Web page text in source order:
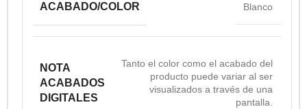
ACABADO/COLOR Blanco
NOTA
ACABADOS
DIGITALES
Tanto el color como el acabado del
producto puede variar al ser
visualizados a través de una
pantalla.